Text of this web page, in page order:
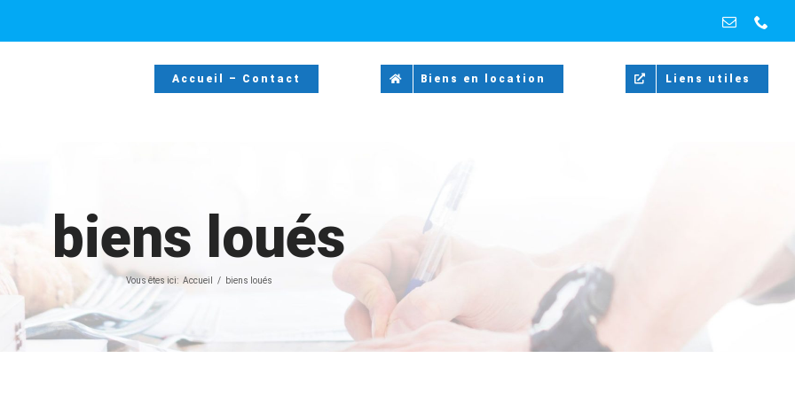
Email
Accueil – Contact Biens en location Liens utiles
biens loués
Vous êtes ici: Accueil biens loués